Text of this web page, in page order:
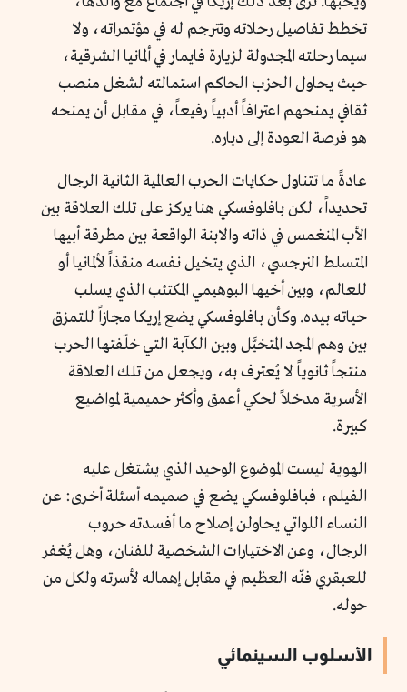
تخطط تفاصيل رحلاته وتترجم له في مؤتمراته، ولا
سيما رحلته المجدولة لزيارة فايمار في ألمانيا الشرقية،
حيث يحاول الحزب الحاكم استمالته لشغل منصب
ثقافي يمنحهم اعترافاً أدبياً رفيعاً، في مقابل أن يمنحه
هو فرصة العودة إلى دياره.
عادةً ما تتناول حكايات الحرب العالمية الثانية الرجال
تحديداً، لكن بافلوفسكي هنا يركز على تلك العلاقة بين
الأب المنغمس في ذاته والابنة الواقعة بين مطرقة أبيها
المتسلط النرجسي، الذي يتخيل نفسه منقذاً لألمانيا أو
للعالم، وبين أخيها البوهيمي المكتئب الذي يسلب
حياته بيده. وكأن بافلوفسكي يضع إريكا مجازاً للتمزق
بين وهم المجد المتخيَّل وبين الكآبة التي خلّفتها الحرب
منتجاً ثانوياً لا يُعترف به، ويجعل من تلك العلاقة
الأسرية مدخلاً لحكي أعمق وأكثر حميمية لمواضيع
كبيرة.
الهوية ليست الموضوع الوحيد الذي يشتغل عليه
الفيلم، فبافلوفسكي يضع في صميمه أسئلة أخرى: عن
النساء اللواتي يحاولن إصلاح ما أفسدته حروب
الرجال، وعن الاختيارات الشخصية للفنان، وهل يُغفر
للعبقري فنّه العظيم في مقابل إهماله لأسرته ولكل من
حوله.
الأسلوب السينمائي